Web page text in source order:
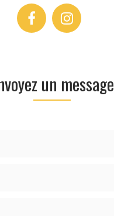
un message